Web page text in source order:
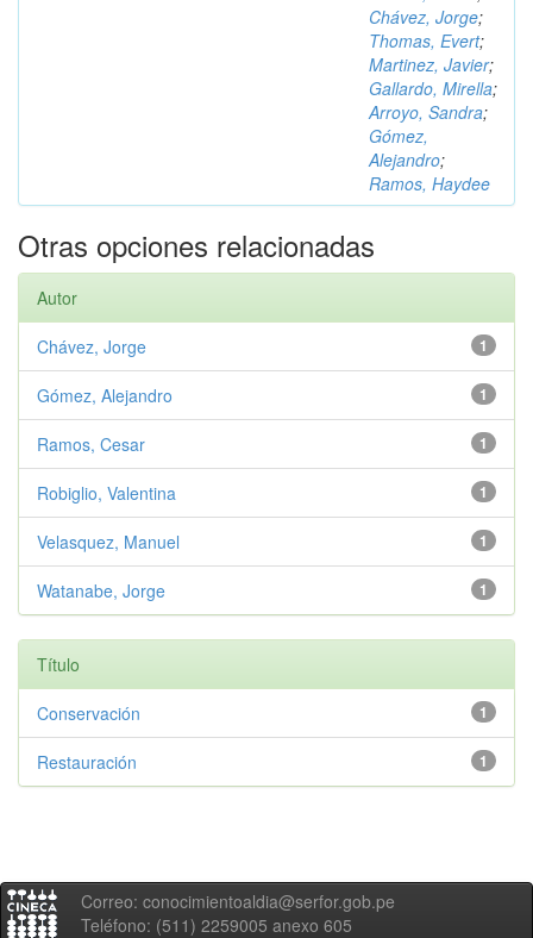
Chávez, Jorge;
Thomas, Evert;
Martinez, Javier;
Gallardo, Mirella;
Arroyo, Sandra;
Gómez,
Alejandro;
Ramos, Haydee
Otras opciones relacionadas
Autor
1
Chávez, Jorge
1
Gómez, Alejandro
1
Ramos, Cesar
1
Robiglio, Valentina
1
Velasquez, Manuel
1
Watanabe, Jorge
Título
1
Conservación
1
Restauración
Correo: conocimientoaldia@serfor.gob.pe
Teléfono: (511) 2259005 anexo 605